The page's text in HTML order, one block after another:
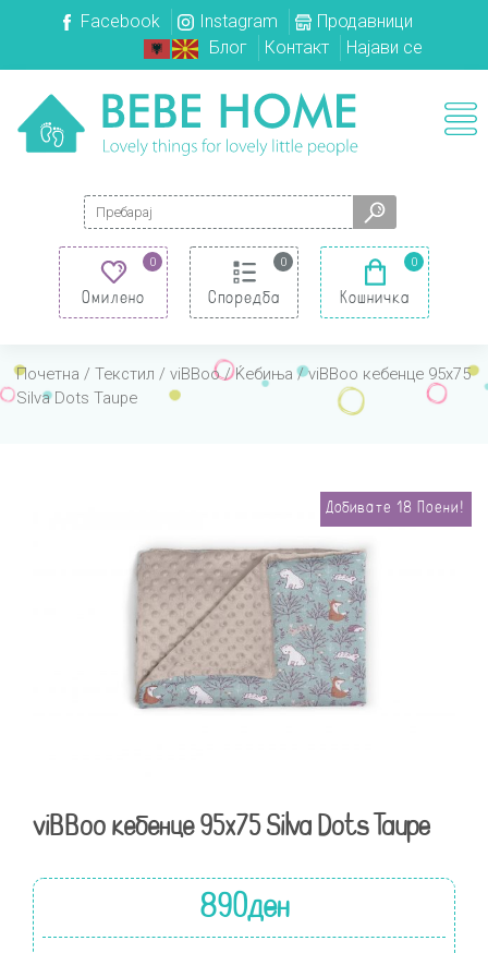
Facebook Instagram
Продавници
Блог
Контакт Најави се
Search for:
0
Омилено
0
Споредба
0
Кошничка
Почетна / Текстил / viBBoo/Ќебиња / viBBoo кебенце 95х75
Silva Dots Taupe
Добивате 18 Поени!
viBBoo кебенце 95х75 Silva Dots Taupe
890ден